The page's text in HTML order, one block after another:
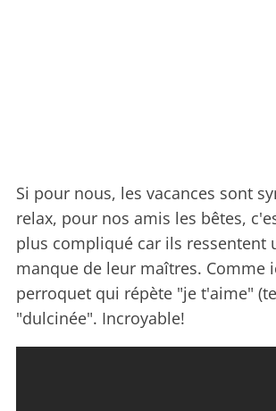
Si pour nous, les vacances sont
relax, pour nos amis les bêtes,
plus compliqué car ils ressentent
manque de leur maîtres. Comme
perroquet qui répète "je t'aime"
"dulcinée". Incroyable!